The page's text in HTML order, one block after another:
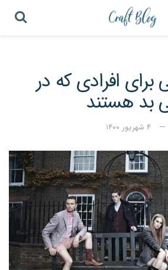
برای افرادی که در
بد هستند
۴ شهریور ۱۴۰۰